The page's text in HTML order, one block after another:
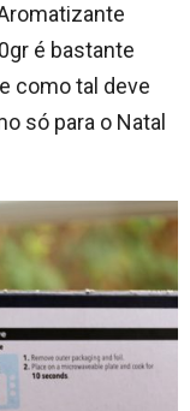
é bastante
como tal deve
só para o Natal